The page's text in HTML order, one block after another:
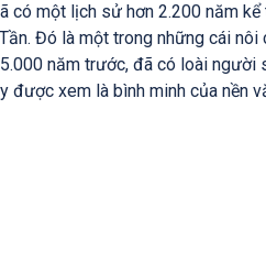
có một lịch sử hơn 2.200 năm
Đó là một trong những cái nôi
năm trước, đã có loài người
được xem là bình minh của nền